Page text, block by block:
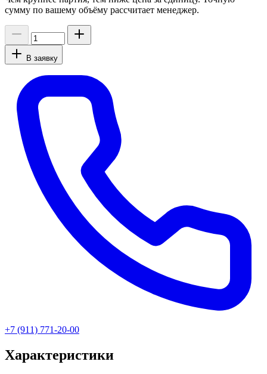
сумму по вашему объёму рассчитает менеджер.
В заявку
+7 (911) 771-20-00
Характеристики